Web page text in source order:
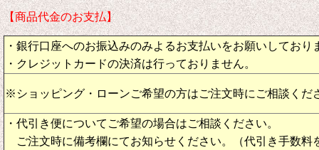
【商品代金のお支払】
・銀行口座へのお振込みのみよるお支払いをお願いしており
・クレジットカードの決済は行っておりません。
※ショッピング・ローンご希望の方はご注文時にご相談くだ
・代引き便についてご希望の場合はご相談ください。
ご注文時に備考欄にてお知らせください。（代引き手数料